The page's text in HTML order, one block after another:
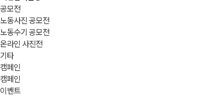
공모전
노동사진 공모전
노동수기 공모전
온라인 사진전
기타
캠페인
캠페인
이벤트